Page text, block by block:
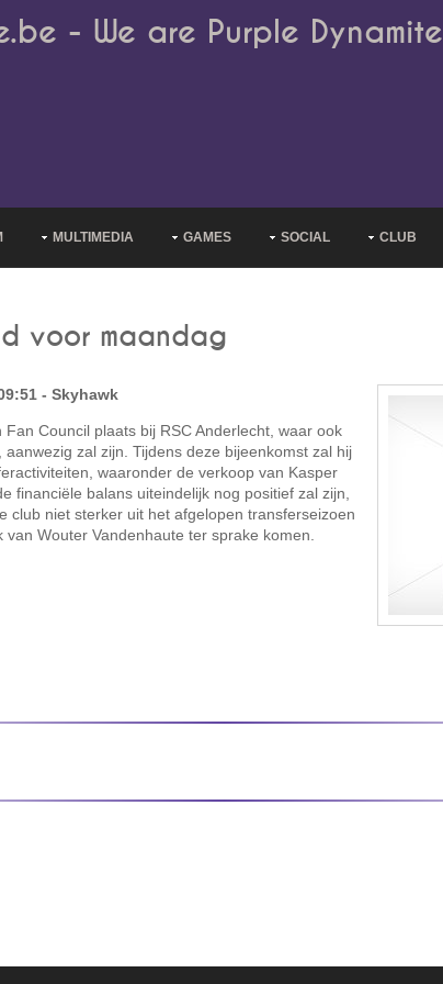
- We are Purple Dynamite
MULTIMEDIA GAMES SOCIAL CLUB
voor maandag
- Skyhawk
Council plaats bij RSC Anderlecht, waar ook
zal zijn. Tijdens deze bijeenkomst zal hij
waaronder de verkoop van Kasper
financiële balans uiteindelijk nog positief zal zijn,
club niet sterker uit het afgelopen transferseizoen
Wouter Vandenhaute ter sprake komen.